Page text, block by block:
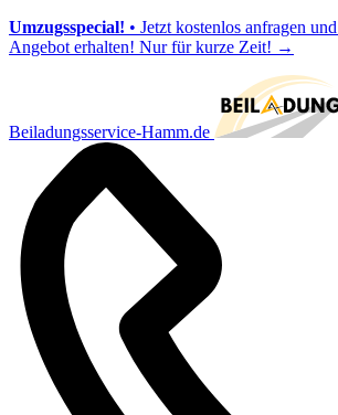
Umzugsspecial! • Jetzt kostenlos anfragen
Angebot erhalten! Nur für kurze Zeit! →
Beiladungsservice-Hamm.de